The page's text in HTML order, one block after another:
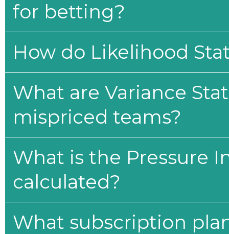
for betting?
How do Likelihood
What are Variance
mispriced teams?
What is the Pressure
calculated?
What subscription